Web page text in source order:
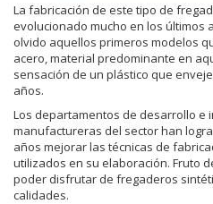
La fabricación de este tipo de
evolucionado mucho en los últimos
olvido aquellos primeros modelos
acero, material predominante en
sensación de un plástico que
años.
Los departamentos de desarrollo e
manufactureras del sector han
años mejorar las técnicas de
utilizados en su elaboración. Fruto
poder disfrutar de fregaderos
calidades.